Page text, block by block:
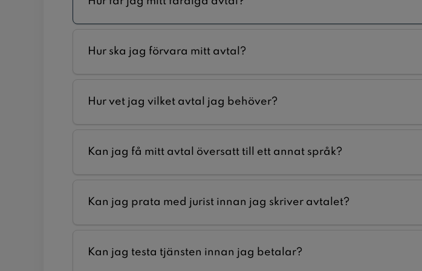
Hur ska jag förvara mitt avtal?
Hur vet jag vilket avtal jag behöver?
Kan jag få mitt avtal översatt till ett annat språk?
Kan jag prata med jurist innan jag skriver avtalet?
Kan jag testa tjänsten innan jag betalar?